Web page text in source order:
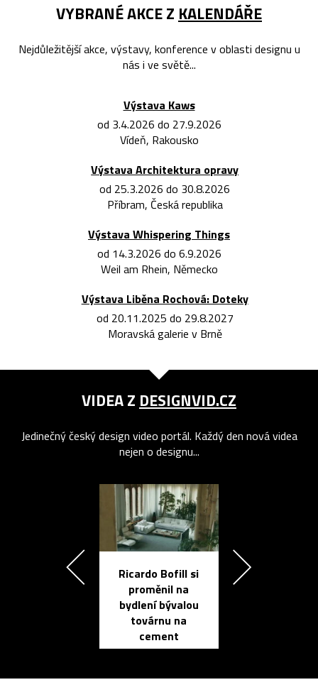
VYBRANÉ AKCE Z KALENDÁŘE
Nejdůležitější akce, výstavy, konference v oblasti designu u
nás i ve světě...
Výstava Kaws
od 3.4.2026 do 27.9.2026
Vídeň, Rakousko
Výstava Architektura opravy
od 25.3.2026 do 30.8.2026
Příbram, Česká republika
Výstava Whispering Things
od 14.3.2026 do 6.9.2026
Weil am Rhein, Německo
Výstava Liběna Rochová: Doteky
od 20.11.2025 do 29.8.2027
Moravská galerie v Brně
VIDEA Z DESIGNVID.CZ
Jedinečný český design video portál. Každý den nová videa
nejen o designu...
Ricardo Bofill si
proměnil na
bydlení bývalou
továrnu na
cement